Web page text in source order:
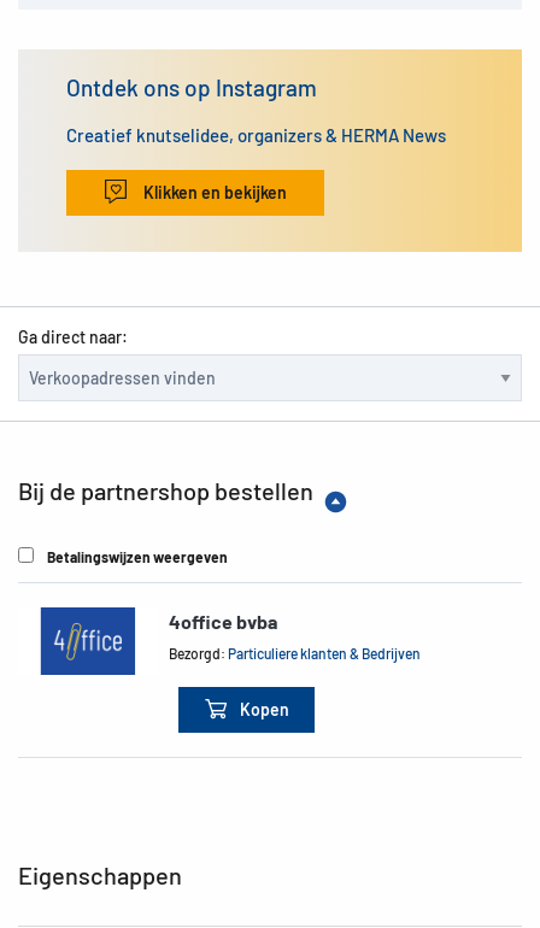
Ontdek ons op Instagram
Creatief knutselidee, organizers & HERMA News
Klikken en bekijken
Ga direct naar:
Bij de partnershop bestellen
Betalingswijzen weergeven
4office bvba
Bezorgd:Particuliere klanten & Bedrijven
Kopen
Eigenschappen